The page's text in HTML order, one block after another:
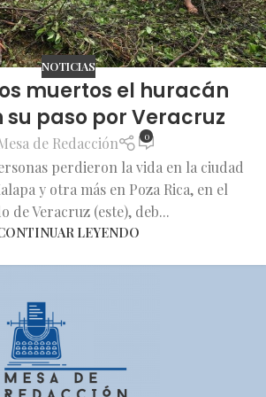
NOTICIAS
muertos el huracán
su paso por Veracruz
de Redacción 0
perdieron la vida en la ciudad
y otra más en Poza Rica, en el
de Veracruz (este), deb...
LEYENDO